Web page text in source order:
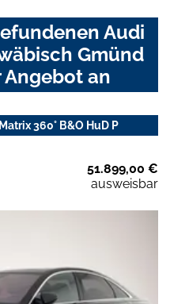
Audi
Gmünd
an
360° B&O HuD P
51.899,00 €
ausweisbar